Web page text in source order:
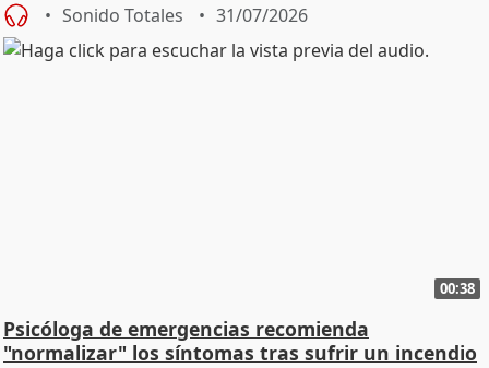
Sonido Totales 31/07/2026
00:38
Psicóloga de emergencias recomienda
"normalizar" los síntomas tras sufrir un incendio